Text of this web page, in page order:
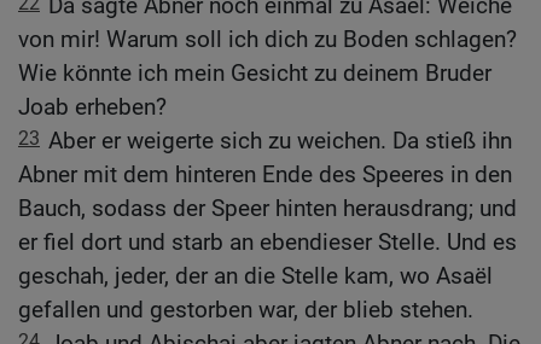
Da sagte Abner noch einmal zu Asaël: Weiche
von mir! Warum soll ich dich zu Boden schlagen?
Wie könnte ich mein Gesicht zu deinem Bruder
Joab erheben?
23 Aber er weigerte sich zu weichen. Da stieß ihn
Abner mit dem hinteren Ende des Speeres in den
Bauch, sodass der Speer hinten herausdrang; und
er fiel dort und starb an ebendieser Stelle. Und es
geschah, jeder, der an die Stelle kam, wo Asaël
gefallen und gestorben war, der blieb stehen.